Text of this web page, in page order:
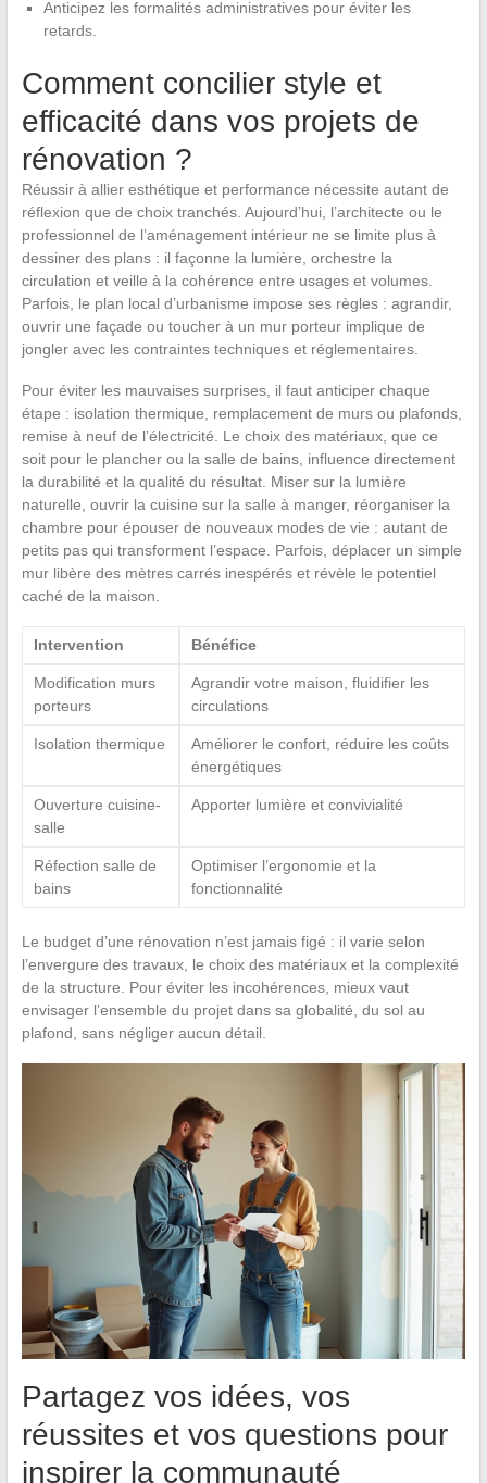
Anticipez les formalités administratives pour éviter les
retards.
Comment concilier style et
efficacité dans vos projets de
rénovation ?
Réussir à allier esthétique et performance nécessite autant de
réflexion que de choix tranchés. Aujourd’hui, l’architecte ou le
professionnel de l’aménagement intérieur ne se limite plus à
dessiner des plans : il façonne la lumière, orchestre la
circulation et veille à la cohérence entre usages et volumes.
Parfois, le plan local d’urbanisme impose ses règles : agrandir,
ouvrir une façade ou toucher à un mur porteur implique de
jongler avec les contraintes techniques et réglementaires.
Pour éviter les mauvaises surprises, il faut anticiper chaque
étape : isolation thermique, remplacement de murs ou plafonds,
remise à neuf de l’électricité. Le choix des matériaux, que ce
soit pour le plancher ou la salle de bains, influence directement
la durabilité et la qualité du résultat. Miser sur la lumière
naturelle, ouvrir la cuisine sur la salle à manger, réorganiser la
chambre pour épouser de nouveaux modes de vie : autant de
petits pas qui transforment l’espace. Parfois, déplacer un simple
mur libère des mètres carrés inespérés et révèle le potentiel
caché de la maison.
Intervention Bénéfice
Modification murs
porteurs
Agrandir votre maison, fluidifier les
circulations
Isolation thermique
Améliorer le confort, réduire les coûts
énergétiques
Ouverture cuisine-
salle
Apporter lumière et convivialité
Réfection salle de
bains
Optimiser l’ergonomie et la
fonctionnalité
Le budget d’une rénovation n’est jamais figé : il varie selon
l’envergure des travaux, le choix des matériaux et la complexité
de la structure. Pour éviter les incohérences, mieux vaut
envisager l’ensemble du projet dans sa globalité, du sol au
plafond, sans négliger aucun détail.
Partagez vos idées, vos
réussites et vos questions pour
inspirer la communauté